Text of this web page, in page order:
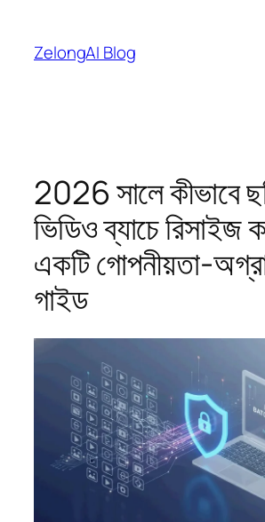
ZelongAI Blog
2026 সালে কীভাবে
ভিডিও ব্যাচে রিসাইজ
একটি গোপনীয়তা-
গাইড